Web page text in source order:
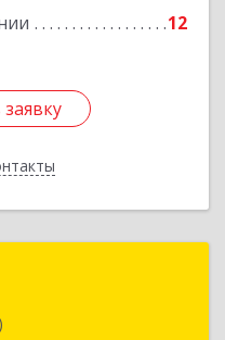
12
ул. Кузнецова,